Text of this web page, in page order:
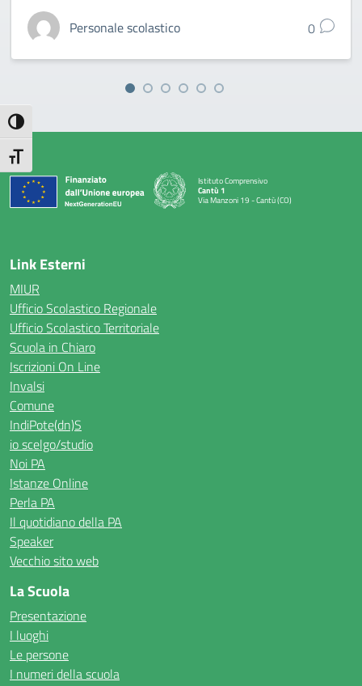
Attiva/disattiva alto contrasto
Attiva/disattiva dimensione testo
Personale scolastico 0
Istituto Comprensivo
Cantù 1
Via Manzoni 19 - Cantù (CO)
— Visita la pagina iniziale della scuola
Link Esterni
MIUR
Ufficio Scolastico Regionale
Ufficio Scolastico Territoriale
Scuola in Chiaro
Iscrizioni On Line
Invalsi
Comune
IndiPote(dn)S
io scelgo/studio
Noi PA
Istanze Online
Perla PA
Il quotidiano della PA
Speaker
Vecchio sito web
La Scuola
Presentazione
I luoghi
Le persone
I numeri della scuola